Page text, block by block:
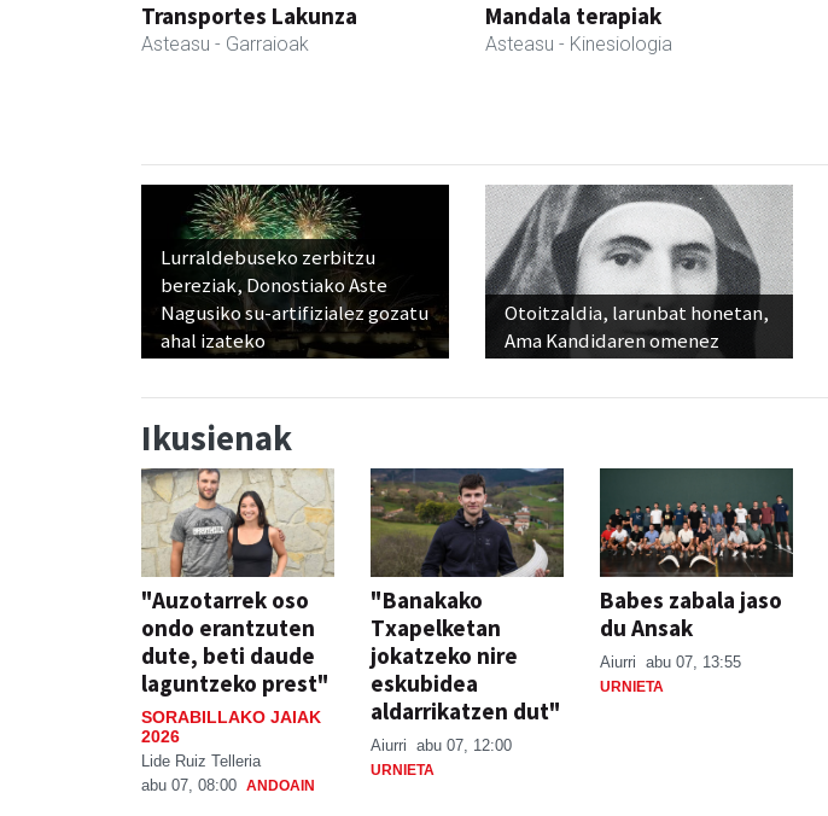
Transportes Lakunza
Asteasu - Garraioak
Mandala terapiak
Asteasu - Kinesiologia
Lurraldebuseko zerbitzu
bereziak, Donostiako Aste
Nagusiko su-artifizialez gozatu
ahal izateko
Otoitzaldia, larunbat honetan,
Ama Kandidaren omenez
Ikusienak
"Auzotarrek oso
ondo erantzuten
dute, beti daude
laguntzeko prest"
SORABILLAKO JAIAK
2026
Lide Ruiz Telleria
abu 07, 08:00 ANDOAIN
"Banakako
Txapelketan
jokatzeko nire
eskubidea
aldarrikatzen dut"
Aiurri abu 07, 12:00
URNIETA
Babes zabala jaso
du Ansak
Aiurri abu 07, 13:55
URNIETA